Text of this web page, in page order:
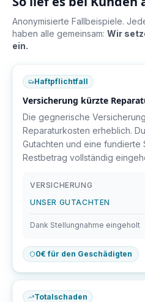
Anonymisierte Fallbeispiele.
haben alle gemeinsam: Wir
ein.
Haftpflichtfall
Versicherung kürzte
Die gegnerische
Reparaturkosten erheblich.
Gutachten und eine fundierte
Restbetrag vollständig
VERSICHERUNG
UNSER GUTACHTEN
Dank Stellungnahme eingeholt
0€ für den Geschädigten
Totalschaden